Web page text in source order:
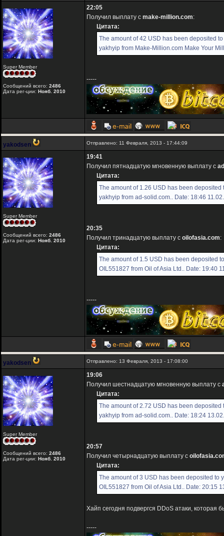
Super Member
Сообщений всего: 2486
Дата рег-ции: Нояб. 2010
22:05
Получил выплату с make-million.com:
Цитата:
The amount of 42 USD has been deposited
yakhyip from Make-Million.com Make Your
-----
yakodsen Отправлено: 11 Февраля, 2013 - 17:44:09
Super Member
Сообщений всего: 2486
Дата рег-ции: Нояб. 2010
19:41
Получил пятнадцатую мгновенную выплату с
Цитата:
The amount of 1.26 USD has been
yakhyip from ad-solid.com.. Date: 18:46
20:35
Получил тринадцатую выплату с oilofasia.com:
Цитата:
The amount of 1.5 USD has been deposited
OIL551827 from Oil of Asia Ltd.. Date: 19:40
-----
yakodsen Отправлено: 13 Февраля, 2013 - 17:08:00
Super Member
Сообщений всего: 2486
Дата рег-ции: Нояб. 2010
19:06
Получил шестнадцатую мгновенную выплату с
Цитата:
The amount of 2.72 USD has been
yakhyip from ad-solid.com.. Date: 18:24
20:57
Получил четырнадцатую выплату с
Цитата:
The amount of 3 USD has been deposited to
OIL551827 from Oil of Asia Ltd.. Date: 20:15
Хайп сегодня подвергся DDoS атаки,
-----